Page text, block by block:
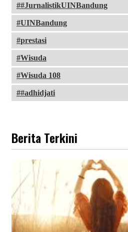
#JurnalistikUINBandung
UINBandung
prestasi
Wisuda
Wisuda 108
#adhidjati
Berita Terkini